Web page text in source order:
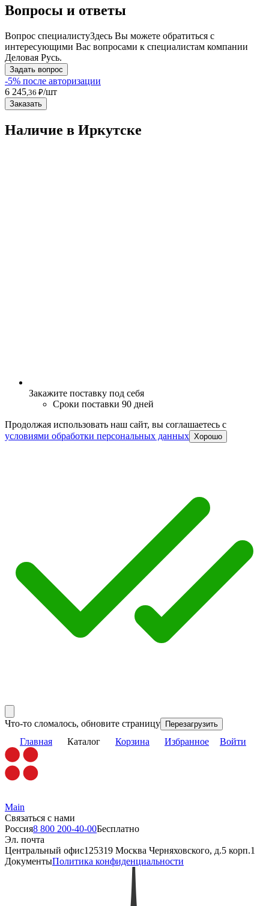
Вопросы и ответы
Вопрос специалистуЗдесь Вы можете обратиться с
интересующими Вас вопросами к специалистам компании
Деловая Русь.
Задать вопрос
-5% после авторизации
6 245 ,36 ₽/шт
Заказать
Наличие в Иркутскe
Закажите поставку под себя
Сроки поставки 90 дней
Продолжая использовать наш сайт, вы соглашаетесь c
условиями обработки персональных данных Хорошо
Что-то сломалось, обновите страницу Перезагрузить
Главная Каталог Корзина Избранное Войти
Main
Связаться с нами
Россия8 800 200-40-00Бесплатно
Эл. почта
Центральный офис125319 Москва Черняховского, д.5 корп.1
ДокументыПолитика конфиденциальности